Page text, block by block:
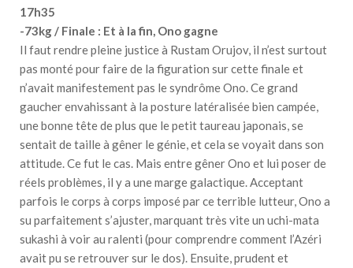
17h35
-73kg / Finale : Et à la fin, Ono gagne
Il faut rendre pleine justice à Rustam Orujov, il n’est surtout
pas monté pour faire de la figuration sur cette finale et
n’avait manifestement pas le syndrôme Ono. Ce grand
gaucher envahissant à la posture latéralisée bien campée,
une bonne tête de plus que le petit taureau japonais, se
sentait de taille à gêner le génie, et cela se voyait dans son
attitude. Ce fut le cas. Mais entre gêner Ono et lui poser de
réels problèmes, il y a une marge galactique. Acceptant
parfois le corps à corps imposé par ce terrible lutteur, Ono a
su parfaitement s’ajuster, marquant très vite un uchi-mata
sukashi à voir au ralenti (pour comprendre comment l’Azéri
avait pu se retrouver sur le dos). Ensuite, prudent et